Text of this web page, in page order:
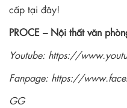
cấp tại đây!
PROCE – Nội thất văn
Youtube: https://
Fanpage: https://
GG